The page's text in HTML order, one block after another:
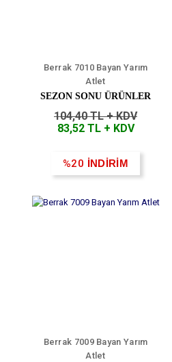
Berrak 7010 Bayan Yarım
Atlet
SEZON SONU ÜRÜNLER
104,40 TL + KDV
83,52 TL + KDV
%20 İNDİRİM
Berrak 7009 Bayan Yarım
Atlet